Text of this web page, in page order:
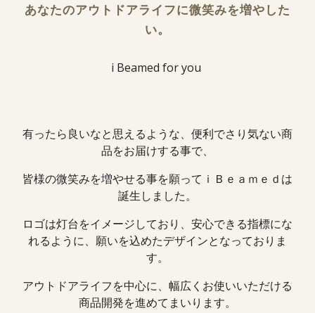
あなたのアウトドアライフに微笑みを増やした
い。
i Beamed for you
有ったら良いなと思えるような、便利でさり気ない商
品をお届けする事で、
皆様の微笑みを増やせる事を願ってｉＢｅａｍｅｄは
誕生しました。
ロゴは灯台をイメージしており、安心できる指標にな
れるように、願いを込めたデザインとなっておりま
す。
アウトドアライフを中心に、幅広くお使いいただける
商品開発を進めてまいります。